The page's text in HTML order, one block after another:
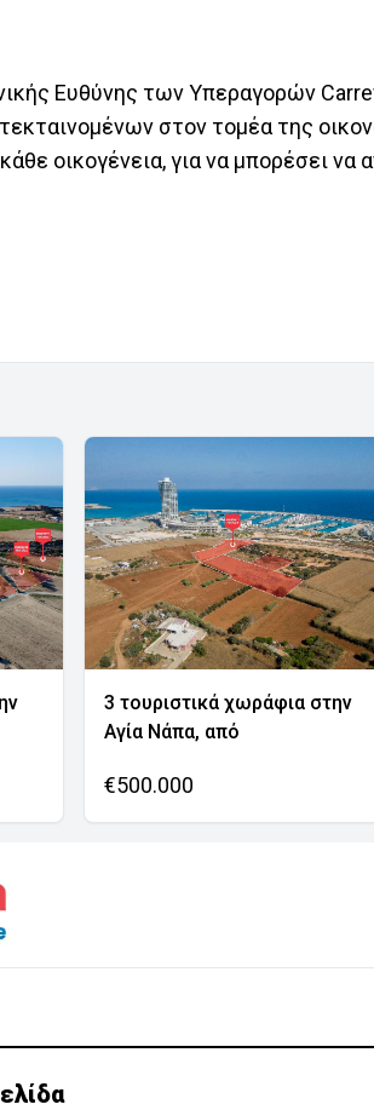
Ευθύνης των Υπεραγορών
στον τομέα της
οικογένεια, για να μπορέσει να
3 τουριστικά χωράφια στην
Αγία Νάπα, από
€500.000